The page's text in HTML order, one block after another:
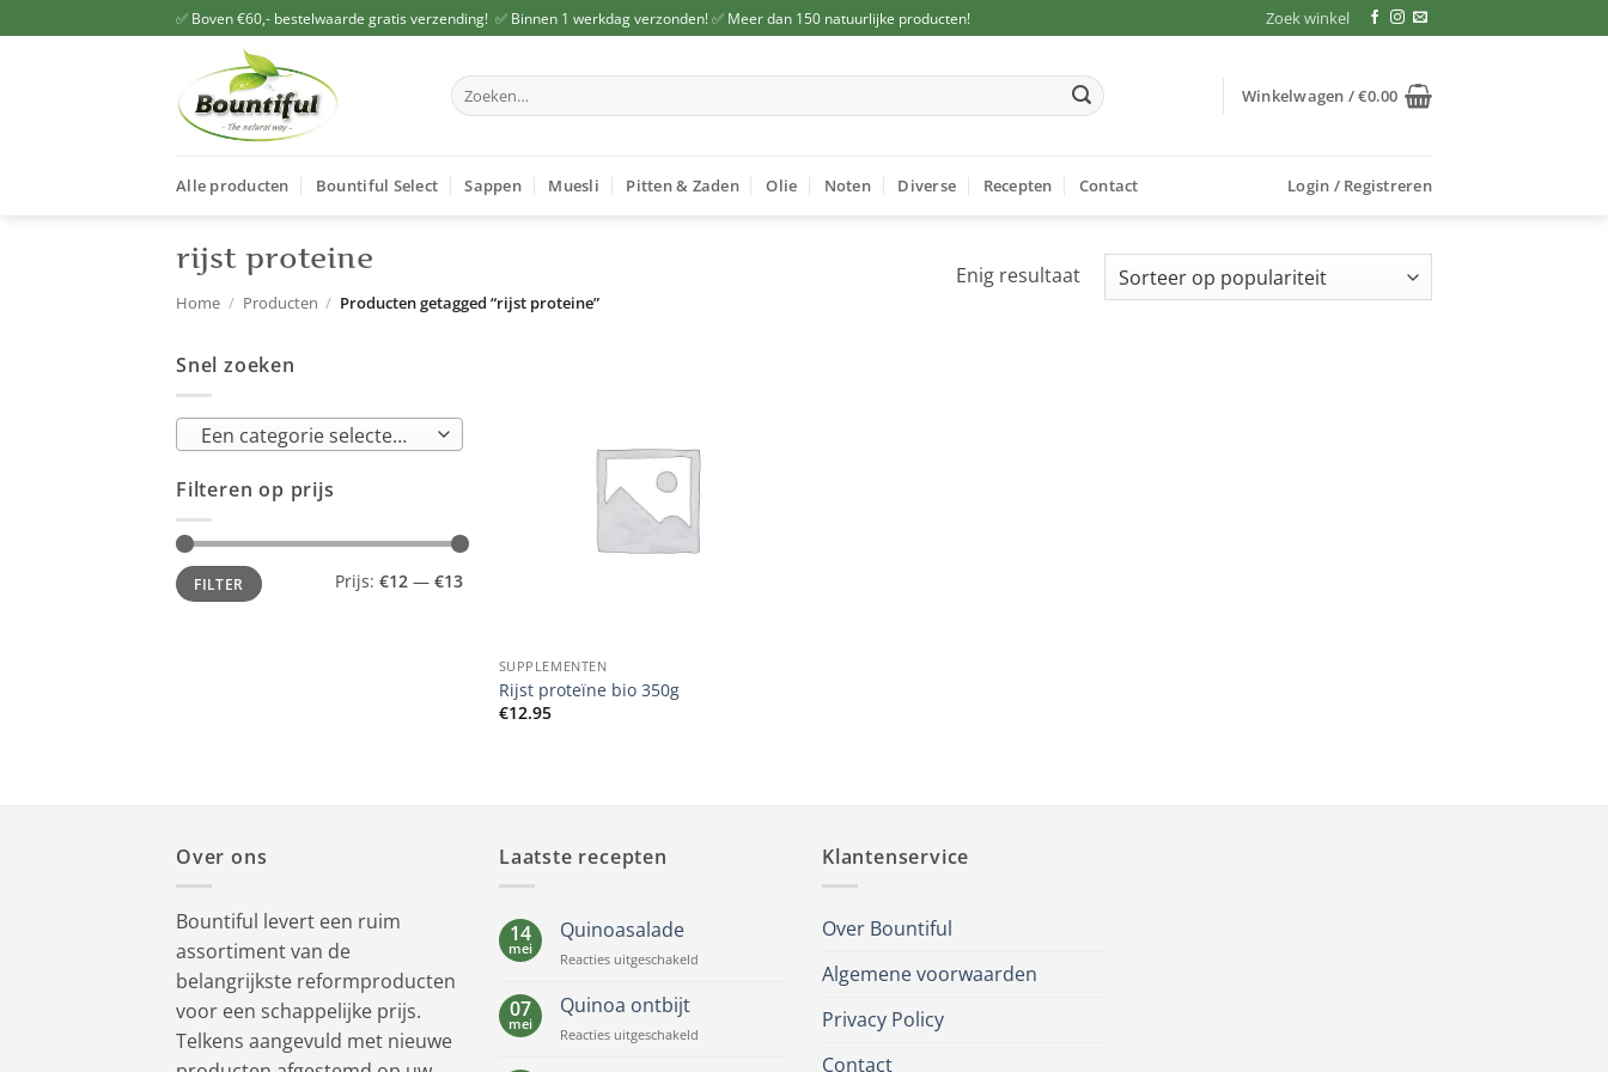
naar
✅ Boven €60,- bestelwaarde gratis verzending! ✅ Binnen 1 werkdag verzonden! ✅ Meer dan 150 natuurlijke producten! Zoek winkel
Zoeken
naar:
Winkelwagen /€0.00
Alle producten Bountiful Select Sappen Muesli Pitten & Zaden Olie Noten Diverse Recepten Contact Login / Registreren
rijst proteine
Home / Producten / Producten getagged “rijst proteine”
Enig resultaat
Snel zoeken
Een categorie selecteren
Filteren op prijs
Min.
prijs
Max.
prijsFILTER Prijs: €12 — €13
SUPPLEMENTEN
Rijst proteïne bio 350g
€12.95
Over ons
Bountiful levert een ruim
assortiment van de
belangrijkste reformproducten
voor een schappelijke prijs.
Telkens aangevuld met nieuwe
Laatste recepten
14
mei
Quinoasalade
Reacties uitgeschakeld
07
mei
Quinoa ontbijt
Reacties uitgeschakeld
Klantenservice
Over Bountiful
Algemene voorwaarden
Privacy Policy
Contact